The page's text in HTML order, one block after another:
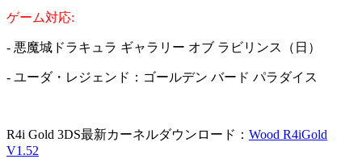
ゲーム対応:
- 悪魔城ドラキュラ ギャラリー オブ ラビリンス（日）
- ユーダ・レジェンド：ゴールデン バード パラダイス
R4i Gold 3DS最新カーネルダウンロード： Wood R4iGold
V1.52